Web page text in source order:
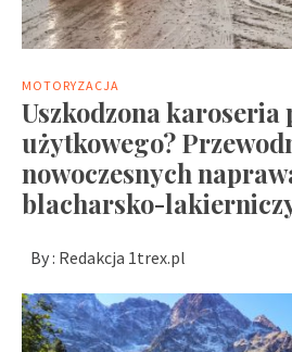
MOTORYZACJA
Uszkodzona karoseria
użytkowego?
nowoczesnych
blacharsko-
By : Redakcja 1trex.pl